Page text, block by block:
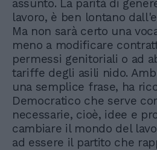
assunto. La parità di
lavoro, è ben lontano
Ma non sarà certo una
meno a modificare
permessi genitoriali o ad
tariffe degli asili nido.
una semplice frase, ha
Democratico che serve
necessarie, cioè, idee e
cambiare il mondo del
ad essere il partito che